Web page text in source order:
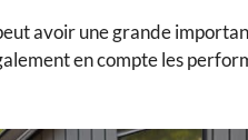
avoir une grande
en compte les